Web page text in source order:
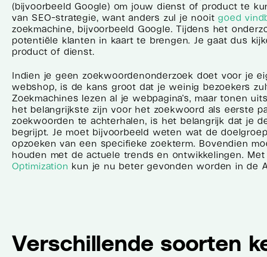
(bijvoorbeeld Google) om jouw dienst of product te
van SEO-strategie, want anders zul je nooitgoed
zoekmachine, bijvoorbeeld Google. Tijdens het
potentiële klanten in kaart te brengen. Je gaat dus
product of dienst.
Indien je geen zoekwoordenonderzoek doet voor je
webshop, is de kans groot dat je weinig bezoekers
Zoekmachines lezen al je webpagina’s, maar tonen
het belangrijkste zijn voor het zoekwoord als eerste
zoekwoorden te achterhalen, is het belangrijk dat je
begrijpt. Je moet bijvoorbeeld weten wat de
opzoeken van een specifieke zoekterm. Bovendien
houden met de actuele trends en ontwikkelingen. Met
Optimization kun je nu beter gevonden worden in de
Verschillende soorten